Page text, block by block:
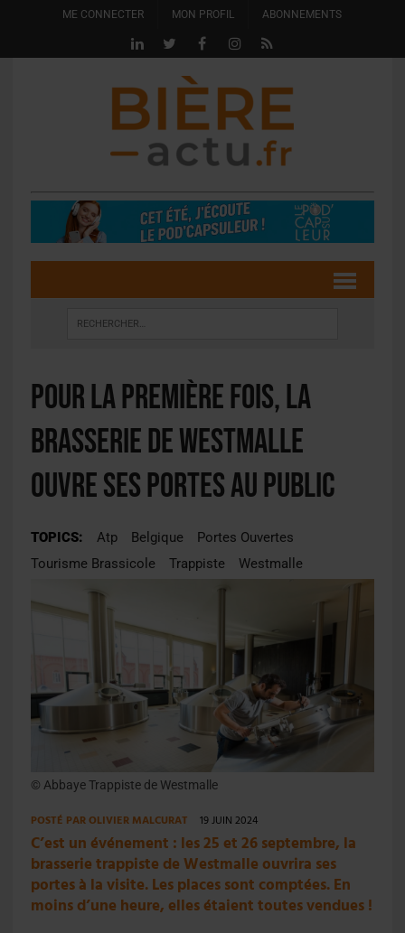
ME CONNECTER MON PROFIL ABONNEMENTS
Pour la première fois, la
brasserie de Westmalle
ouvre ses portes au public
TOPICS: Atp Belgique
Portes Ouvertes
Tourisme Brassicole
Trappiste Westmalle
© Abbaye Trappiste de Westmalle
POSTÉ PAROLIVIER MALCURAT 19 JUIN 2024
C’est un événement : les 25 et 26 septembre, la
brasserie trappiste de Westmalle ouvrira ses
portes à la visite. Les places sont comptées. En
moins d’une heure, elles étaient toutes vendues !